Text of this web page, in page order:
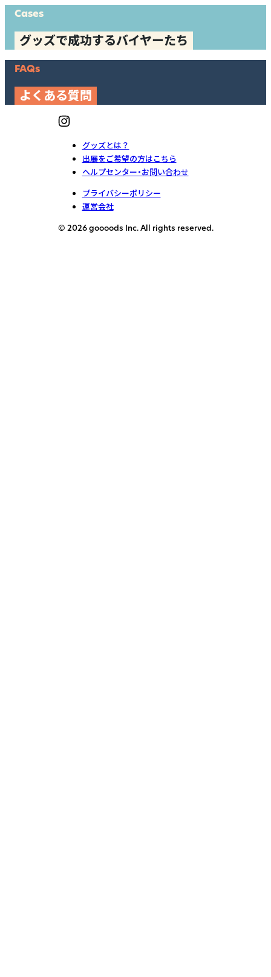
Cases
グッズで成功するバイヤーたち
FAQs
よくある質問
グッズとは？
出展をご希望の方はこちら
ヘルプセンター・お問い合わせ
プライバシーポリシー
運営会社
© 2026 goooods Inc. All rights reserved.